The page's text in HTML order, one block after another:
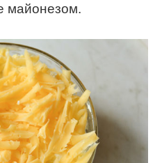
майонезом.